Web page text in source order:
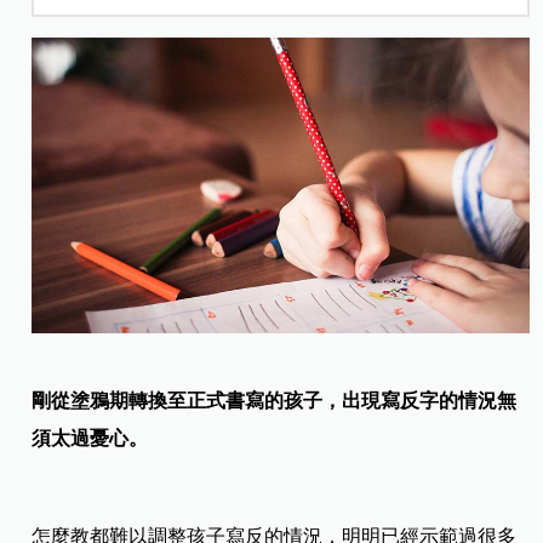
剛從塗鴉期轉換至正式書寫的孩子，出現寫反字的情況無
須太過憂心。
怎麼教都難以調整孩子寫反的情況，明明已經示範過很多